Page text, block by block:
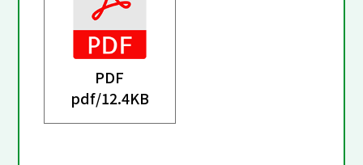
PDF
pdf/12.4KB